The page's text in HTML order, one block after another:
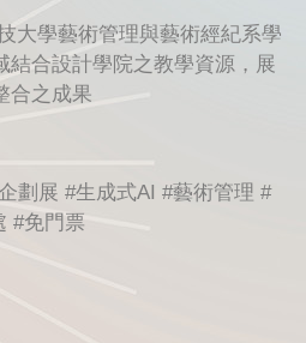
大學藝術管理與藝術經紀系學
結合設計學院之教學資源，展
合之成果
劃展 #生成式AI #藝術管理 #
#免門票